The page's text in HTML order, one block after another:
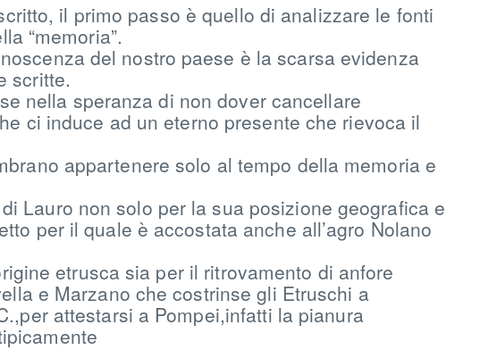
il primo passo è quello di analizzare le fonti
“memoria”.
del nostro paese è la scarsa evidenza
scritte.
nella speranza di non dover cancellare
ci induce ad un eterno presente che rievoca il
appartenere solo al tempo della memoria e
Lauro non solo per la sua posizione geografica e
per il quale è accostata anche all’agro Nolano
etrusca sia per il ritrovamento di anfore
e Marzano che costrinse gli Etruschi a
attestarsi a Pompei,infatti la pianura